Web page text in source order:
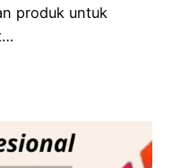
produk untuk